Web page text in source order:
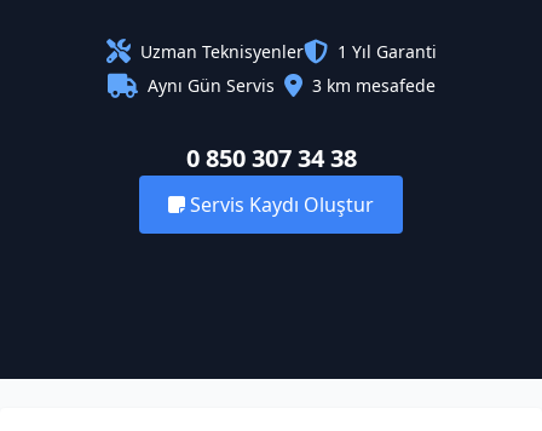
Uzman Teknisyenler
1 Yıl Garanti
Aynı Gün Servis
3 km mesafede
0 850 307 34 38
Servis Kaydı Oluştur